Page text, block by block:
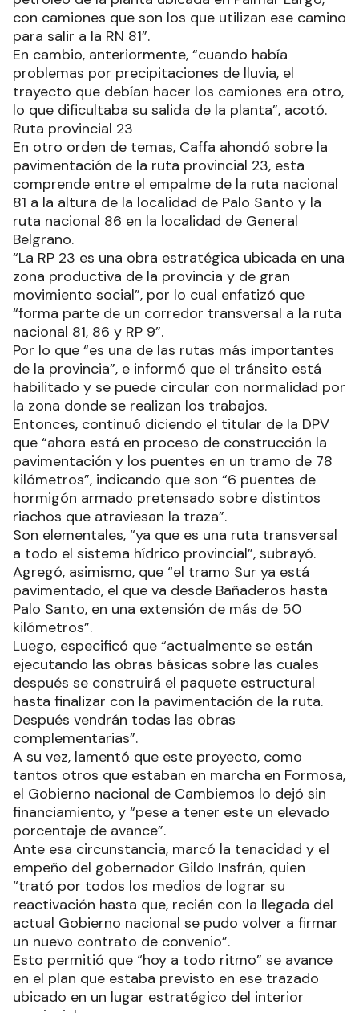
con camiones que son los que utilizan ese camino
para salir a la RN 81”.
En cambio, anteriormente, “cuando había
problemas por precipitaciones de lluvia, el
trayecto que debían hacer los camiones era otro,
lo que dificultaba su salida de la planta”, acotó.
Ruta provincial 23
En otro orden de temas, Caffa ahondó sobre la
pavimentación de la ruta provincial 23, esta
comprende entre el empalme de la ruta nacional
81 a la altura de la localidad de Palo Santo y la
ruta nacional 86 en la localidad de General
Belgrano.
“La RP 23 es una obra estratégica ubicada en una
zona productiva de la provincia y de gran
movimiento social”, por lo cual enfatizó que
“forma parte de un corredor transversal a la ruta
nacional 81, 86 y RP 9”.
Por lo que “es una de las rutas más importantes
de la provincia”, e informó que el tránsito está
habilitado y se puede circular con normalidad por
la zona donde se realizan los trabajos.
Entonces, continuó diciendo el titular de la DPV
que “ahora está en proceso de construcción la
pavimentación y los puentes en un tramo de 78
kilómetros”, indicando que son “6 puentes de
hormigón armado pretensado sobre distintos
riachos que atraviesan la traza”.
Son elementales, “ya que es una ruta transversal
a todo el sistema hídrico provincial”, subrayó.
Agregó, asimismo, que “el tramo Sur ya está
pavimentado, el que va desde Bañaderos hasta
Palo Santo, en una extensión de más de 50
kilómetros”.
Luego, especificó que “actualmente se están
ejecutando las obras básicas sobre las cuales
después se construirá el paquete estructural
hasta finalizar con la pavimentación de la ruta.
Después vendrán todas las obras
complementarias”.
A su vez, lamentó que este proyecto, como
tantos otros que estaban en marcha en Formosa,
el Gobierno nacional de Cambiemos lo dejó sin
financiamiento, y “pese a tener este un elevado
porcentaje de avance”.
Ante esa circunstancia, marcó la tenacidad y el
empeño del gobernador Gildo Insfrán, quien
“trató por todos los medios de lograr su
reactivación hasta que, recién con la llegada del
actual Gobierno nacional se pudo volver a firmar
un nuevo contrato de convenio”.
Esto permitió que “hoy a todo ritmo” se avance
en el plan que estaba previsto en ese trazado
ubicado en un lugar estratégico del interior